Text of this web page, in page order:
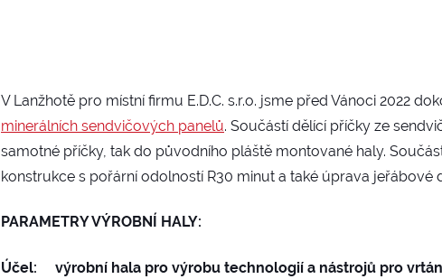
V Lanžhotě pro místní firmu E.D.C. s.r.o. jsme před Vánoci 2022
minerálních sendvičových panelů. Součástí dělící příčky ze
samotné příčky, tak do původního pláště montované haly.
konstrukce s pořární odolností R30 minut a také úprava jeřábové
PARAMETRY VÝROBNÍ HALY:
Účel: výrobní hala pro výrobu technologií a nástrojů pro